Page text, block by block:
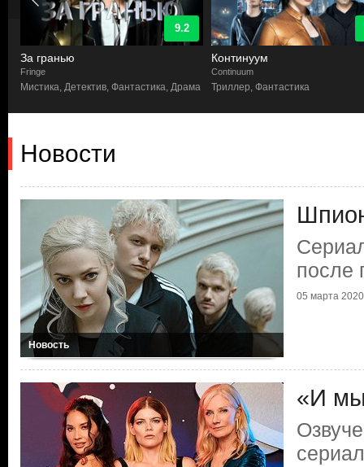
9.2
За гранью
Fringe
Мистика, Детектив, Фантастика, Драма
Континуум
Continuum
Триллер, Фантастика
Новости
Новость
после
05 марта 2020
«И